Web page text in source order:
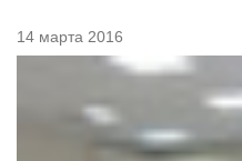
14 марта 2016